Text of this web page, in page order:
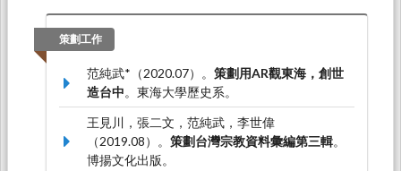
（147-172頁）。新北市：博陽出版社。
（ISBN：978-986-5600-80-8）
訣:扶乩降神技術的演進與傳播。載於馬力（主
編），善書、經卷與文獻(五)
市：博揚文化事業有限公司。（ISBN：978-
986-5600-56-3）
策劃工作
范純武*（2020.07）。 策劃用AR觀東海，創世
造台中。東海大學歷史系。
王見川，張二文，范純武，李世偉
（2019.08）。 策劃台灣宗教資料彙編第三輯。
博揚文化出版。